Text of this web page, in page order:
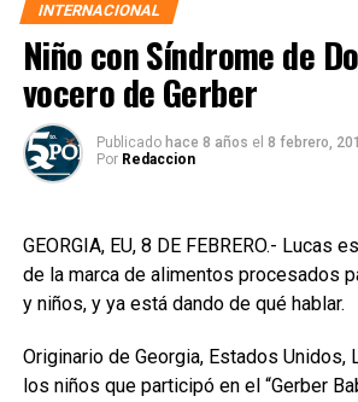
INTERNACIONAL
Niño con Síndrome de
vocero de Gerber
Publicado hace 8 años el 8 febrero,
Por Redaccion
GEORGIA, EU, 8 DE FEBRERO.- Lucas
de la marca de alimentos procesados
y niños, y ya está dando de qué hablar.
Originario de Georgia, Estados Unidos,
los niños que participó en el “Gerber